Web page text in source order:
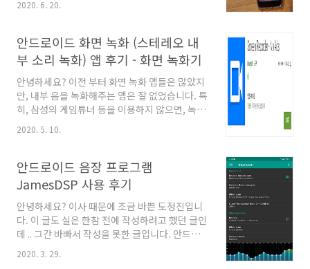
APK http:/..
추천해서 구매를 했는데 누구신지 잘 기억이 나
리 웨어율은 아래와 같고 연속 사용시 5시간 정도
사용이 가능합니다. 거진 반이 줄었다고 보시면
됩니다. 순정 상태에서 11시간은 넘게 가니까요.
2. 일단 뜯자 잘 뜯으시면 됩니다. (사진을 듬성
듬성 찍어서..) 유튜브 찾아보면 영상도 많고 해
서 쉽게 풀 수 있었네요. 그래서 사진만 나갑니
다!! 기판 뚜껑 덮기전에 지문 컨넥터 연결했는지
꼭! 체크하세요. 피스 새로 풀어야합니다 ㅋㅋ 3.
2020. 6. 20.
안드로이드 화면 녹화 (스테레오 내
부 소리 녹화) 앱 후기 - 화면 녹화기
안녕하세요? 이전 부터 화면 녹화 앱들은 많았지
만, 내부 음을 녹화해주는 앱은 잘 없었습니다. 특
히, 삼성의 게임튜너 등을 이용하지 않으면, 녹화
가 제대로 되지 않았었죠. 간략하게 샤오미는 내
부 녹화를 2019년 11월 경에 업데이트를 해주었
볼륨이 실제로 조절하는 볼륨으로 녹음되고, 모
노 오디오라는 것이였습니다. 이 부분을 개선해
달라고 많은 리포팅을 보냈지만, 고쳐지지는 않
았습니다. 그리고 커스텀 롬으로 넘어갈 때, 화면
녹화기들은 내부 사운드 녹화를 지원하지 않아서
매번 MIUI 에 발목이 묶이고 있는 상황이였습니
다. 그런데.. 루팅 필요없이 내장 사운드 2채널
(스테레오) 로 녹화할 수 있는 앱을 발견하였습니
2020. 5. 10.
안드로이드 음장 프로그램
JamesDSP 사용 후기
안녕하세요? 이사 때문에 조금 바쁜 도정진입니
다. 이 글도 실은 한참 전에 작성하려고 했던 글인
데 .. 그간 바빠서 작성을 못한 글입니다. 안드로
이드 음장 프로그램으로 Viper4Android 가 거
의 독점적으로 사용이 되고 있었는데요. 18년인
2020. 3. 29.